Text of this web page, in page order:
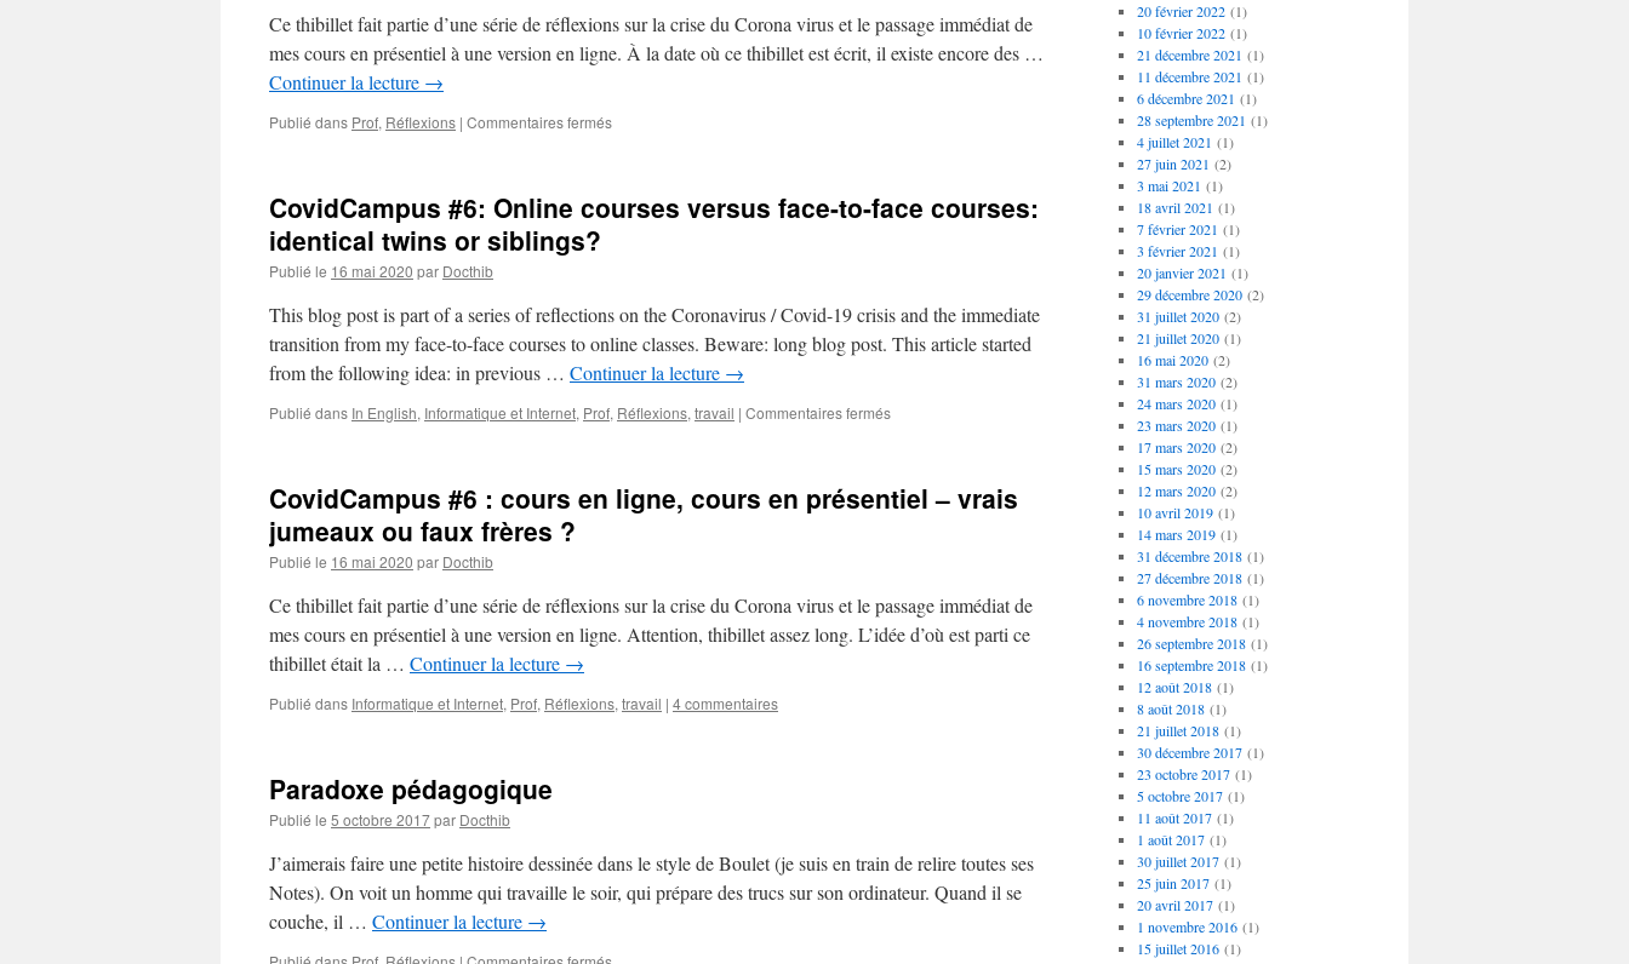
lois,
quelques
beaucoup
Ce thibillet fait partie d’une série de réflexions sur la crise du Corona virus et le passage immédiat de
mes cours en présentiel à une version en ligne. À la date où ce thibillet est écrit, il existe encore des …
Continuer la lecture →
Publié dans Prof, Réflexions | Commentaires ferméssur
les
valeur
d’un
et
l’impact
du
un
enseignement
CovidCampus #6: Online courses versus face-to-face courses:
identical twins or siblings?
Publié le 16 mai 2020 par Docthib
This blog post is part of a series of reflections on the Coronavirus / Covid-19 crisis and the immediate
transition from my face-to-face courses to online classes. Beware: long blog post. This article started
from the following idea: in previous … Continuer la lecture →
Publié dans In English, Informatique et Internet, Prof, Réflexions, travail | Commentaires ferméssur
courses
courses:
identical
CovidCampus #6 : cours en ligne, cours en présentiel – vrais
jumeaux ou faux frères ?
Publié le 16 mai 2020 par Docthib
Ce thibillet fait partie d’une série de réflexions sur la crise du Corona virus et le passage immédiat de
mes cours en présentiel à une version en ligne. Attention, thibillet assez long. L’idée d’où est parti ce
thibillet était la … Continuer la lecture →
Publié dans Informatique et Internet, Prof, Réflexions, travail | 4 commentaires
Paradoxe pédagogique
Publié le 5 octobre 2017par Docthib
J’aimerais faire une petite histoire dessinée dans le style de Boulet (je suis en train de relire toutes ses
Notes). On voit un homme qui travaille le soir, qui prépare des trucs sur son ordinateur. Quand il se
couche, il … Continuer la lecture →
sur
20 février 2022(1)
10 février 2022(1)
21 décembre 2021 (1)
11 décembre 2021 (1)
6 décembre 2021 (1)
28 septembre 2021 (1)
4 juillet 2021 (1)
27 juin 2021 (2)
3 mai 2021 (1)
18 avril 2021 (1)
7 février 2021 (1)
3 février 2021 (1)
20 janvier 2021 (1)
29 décembre 2020(2)
31 juillet 2020(2)
21 juillet 2020(1)
16 mai 2020(2)
31 mars 2020(2)
24 mars 2020(1)
23 mars 2020(1)
17 mars 2020(2)
15 mars 2020(2)
12 mars 2020(2)
10 avril 2019(1)
14 mars 2019(1)
31 décembre 2018(1)
27 décembre 2018(1)
6 novembre 2018(1)
4 novembre 2018(1)
26 septembre 2018(1)
16 septembre 2018(1)
12 août 2018(1)
8 août 2018(1)
21 juillet 2018(1)
30 décembre 2017(1)
23 octobre 2017(1)
5 octobre 2017(1)
11 août 2017(1)
1 août 2017(1)
30 juillet 2017(1)
25 juin 2017(1)
20 avril 2017(1)
1 novembre 2016(1)
15 juillet 2016(1)